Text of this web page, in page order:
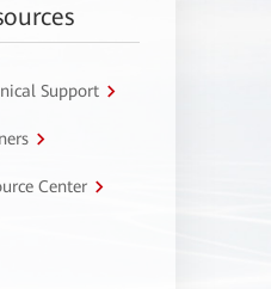
Support
Center